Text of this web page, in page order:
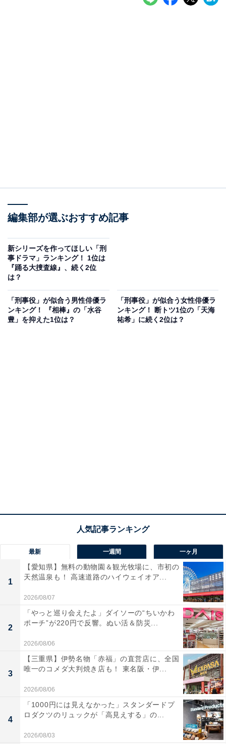
編集部が選ぶおすすめ記事
新シリーズを作ってほしい「刑
事ドラマ」ランキング！ 1位は
『踊る大捜査線』、続く2位
は？
「刑事役」が似合う男性俳優ラ
ンキング！ 『相棒』の「水谷
豊」を抑えた1位は？
「刑事役」が似合う女性俳優ラ
ンキング！ 断トツ1位の「天海
祐希」に続く2位は？
最新 一週間 一ヶ月
1
【愛知県】無料の動物園＆観光牧場に、市初の
天然温泉も！ 高速道路のハイウェイオア...
2026/08/07
2
「やっと巡り会えたよ」ダイソーの“ちいかわ
ポーチ”が220円で反響。ぬい活＆防災...
2026/08/06
3
【三重県】伊勢名物「赤福」の直営店に、全国
唯一のコメダ大判焼き店も！ 東名阪・伊...
2026/08/06
4
「1000円には見えなかった」スタンダードプ
ロダクツのリュックが「高見えする」の...
2026/08/03